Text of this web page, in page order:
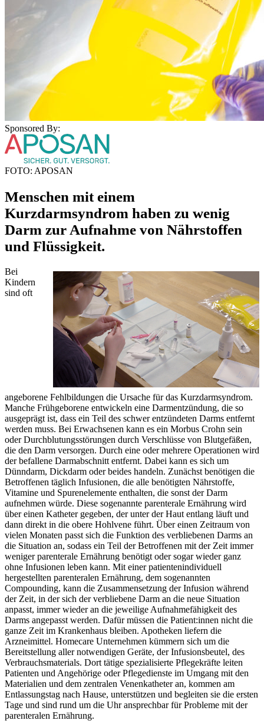
Sponsored By:
FOTO: APOSAN
Menschen mit einem
Kurzdarmsyndrom haben zu wenig
Darm zur Aufnahme von Nährstoffen
und Flüssigkeit.
Bei
Kindern
sind oft
angeborene Fehlbildungen die Ursache für das Kurzdarmsyndrom.
Manche Frühgeborene entwickeln eine Darmentzündung, die so
ausgeprägt ist, dass ein Teil des schwer entzündeten Darms entfernt
werden muss. Bei Erwachsenen kann es ein Morbus Crohn sein
oder Durchblutungsstörungen durch Verschlüsse von Blutgefäßen,
die den Darm versorgen. Durch eine oder mehrere Operationen wird
der befallene Darmabschnitt entfernt. Dabei kann es sich um
Dünndarm, Dickdarm oder beides handeln. Zunächst benötigen die
Betroffenen täglich Infusionen, die alle benötigten Nährstoffe,
Vitamine und Spurenelemente enthalten, die sonst der Darm
aufnehmen würde. Diese sogenannte parenterale Ernährung wird
über einen Katheter gegeben, der unter der Haut entlang läuft und
dann direkt in die obere Hohlvene führt. Über einen Zeitraum von
vielen Monaten passt sich die Funktion des verbliebenen Darms an
die Situation an, sodass ein Teil der Betroffenen mit der Zeit immer
weniger parenterale Ernährung benötigt oder sogar wieder ganz
ohne Infusionen leben kann. Mit einer patientenindividuell
hergestellten parenteralen Ernährung, dem sogenannten
Compounding, kann die Zusammensetzung der Infusion während
der Zeit, in der sich der verbliebene Darm an die neue Situation
anpasst, immer wieder an die jeweilige Aufnahmefähigkeit des
Darms angepasst werden. Dafür müssen die Patient:innen nicht die
ganze Zeit im Krankenhaus bleiben. Apotheken liefern die
Arzneimittel. Homecare Unternehmen kümmern sich um die
Bereitstellung aller notwendigen Geräte, der Infusionsbeutel, des
Verbrauchsmaterials. Dort tätige spezialisierte Pflegekräfte leiten
Patienten und Angehörige oder Pflegedienste im Umgang mit den
Materialien und dem zentralen Venenkatheter an, kommen am
Entlassungstag nach Hause, unterstützen und begleiten sie die ersten
Tage und sind rund um die Uhr ansprechbar für Probleme mit der
parenteralen Ernährung.